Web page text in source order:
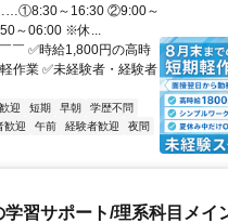
……①8:30～16:30 ②9:00～
～06:00 ※休...
￣ ✅時給1,800円の高時
作業 ✅未経験者・経験者
迎 短期 早朝
学歴不問
歓迎 午前 経験者歓迎
夜間
習サポート/理系科目メイ